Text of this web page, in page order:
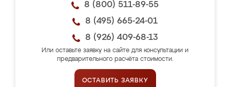
8 (800) 511-89-55
8 (495) 665-24-01
8 (926) 409-68-13
Или оставьте заявку на сайте для консультации и
предварительного расчёта стоимости.
ОСТАВИТЬ ЗАЯВКУ